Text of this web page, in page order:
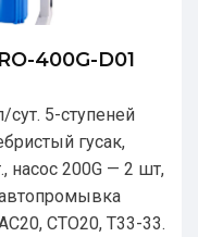
400G-D01
сут. 5-ступеней
гусак,
насос 200G — 2 шт,
CTO20, T33-33.